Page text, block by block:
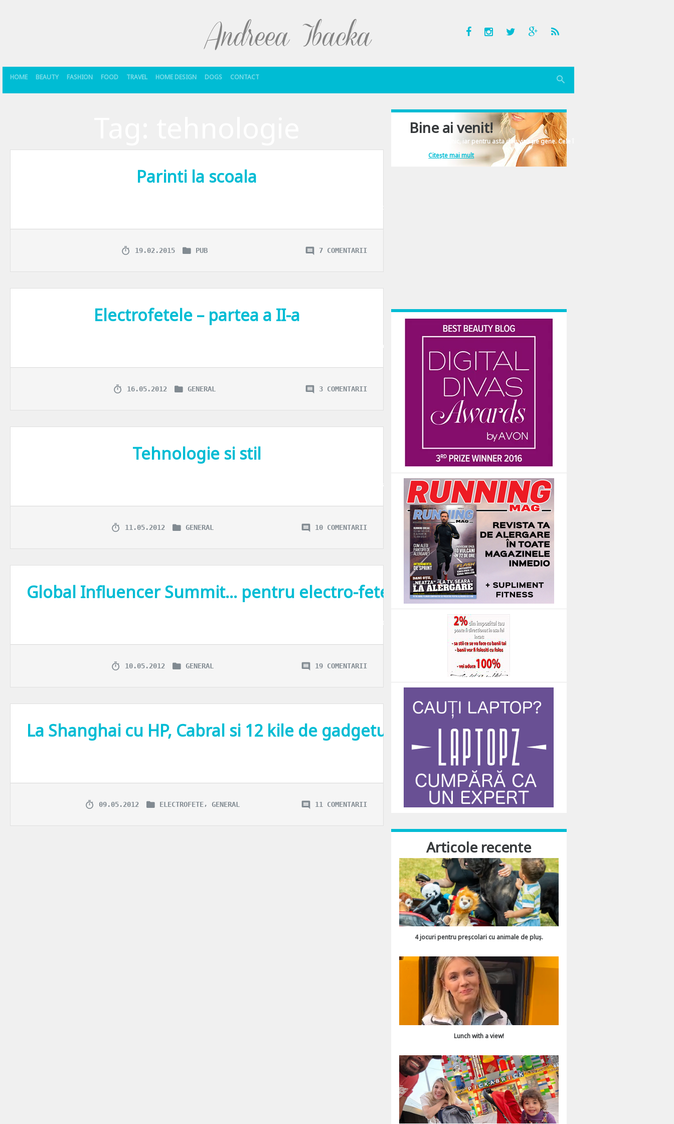
HOME BEAUTY FASHION FOOD TRAVEL HOME DESIGN DOGS CONTACT
Parinti la scoala
Exista momente in care activitati cotidiene dintre cele mai banale se dovedesc a fi sporturi extreme in toata regula… practicate de la un telefon distanta. Dar lasa-ma sa-ti explic mai degraba speta. Acum cativa ani… se
19.02.2015 PUB 7 COMENTARII
Electrofetele – partea a II-a
Pana acum ceva vreme producatorii de electronice se adresau in special barbatilor, caci ei sunt simplu de cucerit: le insiri o lista de specificatii tehnice – pe care ei le considera extrem de sexy – si treaba e gata! Mai mult,
16.05.2012 GENERAL 3 COMENTARII
Tehnologie si stil
Prima mea amintire legata de calculatoare e de prin ’90. Mama a terminat Automatica si o buna perioada de timp a lucrat la Centrul de Calcul Bucuresti. Iar cand mergeam la ea la serviciu – copil fiind – ma minunam
11.05.2012 GENERAL 10 COMENTARII
Global Influencer Summit… pentru electro-fete.
Ce-am vazut – pana acum – si mi-a placut este un laptop foarte portabil. Eu ma lovesc de problema portabilitatii foarte des. Cu o tableta acoperi multe activitati on-line, dar unele dintre ele sunt greu spre imposibil de dus la
10.05.2012 GENERAL 19 COMENTARII
La Shanghai cu HP, Cabral si 12 kile de gadgeturi.
Mi-e clara treaba… pentru Cabral gadgeturile sunt fascinante prin simpla lor prezenta, in timp ce pentru mine orice fel de gadget poate deveni de-al meu doar in momentul in care devine folositor intr-o situatie data. De
09.05.2012 ELECTROFETE, GENERAL 11 COMENTARII
Bine ai venit!
Îmi place să comunic, iar pentru asta dau vina pe gene. Cele înscrise în ADN-ul femeiesc.
Citește mai mult
Articole recente
4 jocuri pentru preșcolari cu animale de pluș.
Lunch with a view!